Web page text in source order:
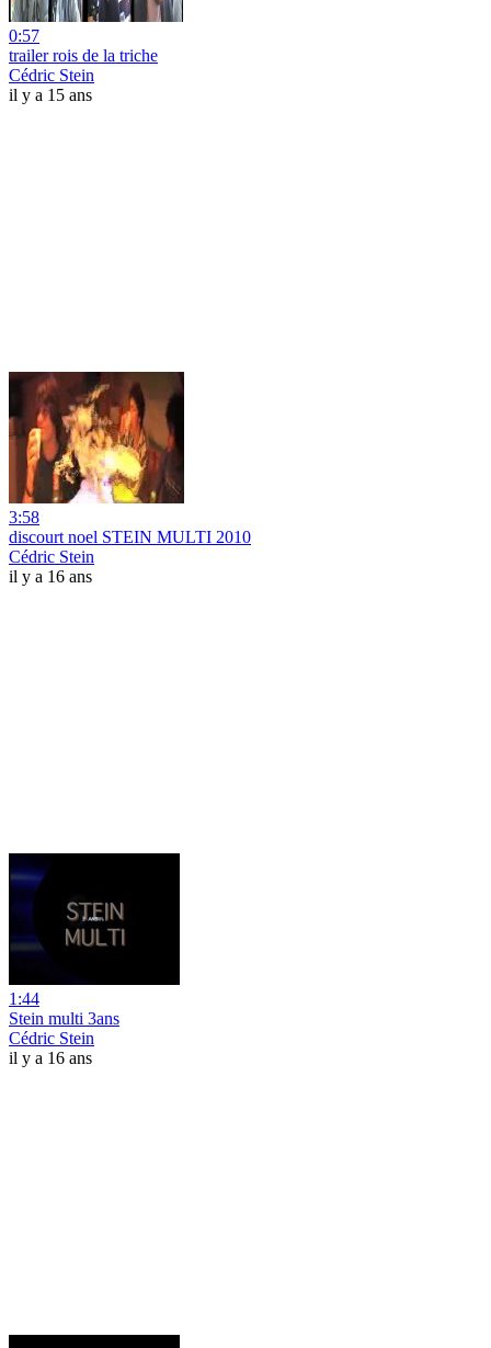
0:57
trailer rois de la triche
Cédric Stein
il y a 15 ans
3:58
discourt noel STEIN MULTI 2010
Cédric Stein
il y a 16 ans
1:44
Stein multi 3ans
Cédric Stein
il y a 16 ans